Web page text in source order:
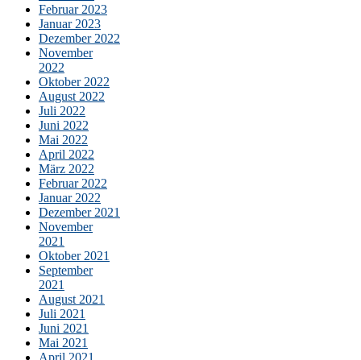
Februar 2023
Januar 2023
Dezember 2022
November
2022
Oktober 2022
August 2022
Juli 2022
Juni 2022
Mai 2022
April 2022
März 2022
Februar 2022
Januar 2022
Dezember 2021
November
2021
Oktober 2021
September
2021
August 2021
Juli 2021
Juni 2021
Mai 2021
April 2021